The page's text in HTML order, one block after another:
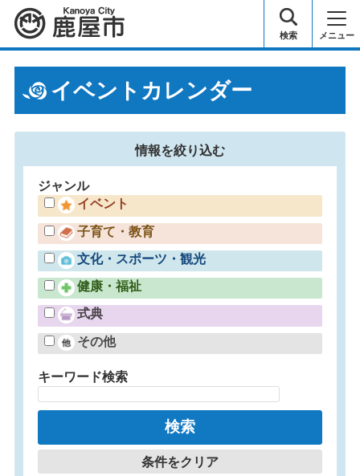
鹿屋市 検索 メニュー
イベントカレンダー
情報を絞り込む
ジャンル
イベント
子育て・教育
文化・スポーツ・観光
健康・福祉
式典
その他
キーワード検索
条件をクリア